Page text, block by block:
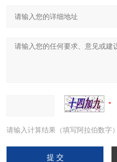
请输入计算结果（填写阿拉伯数字